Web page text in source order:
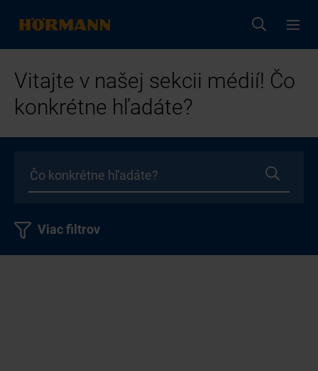
Vitajte v našej sekcii médií! Čo
konkrétne hľadáte?
Viac filtrov